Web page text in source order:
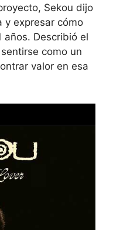
Sekou dijo
y expresar cómo
años. Describió el
como un
valor en esa